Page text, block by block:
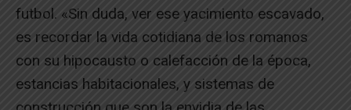
futbol. «Sin duda, ver ese yacimiento escavado,
es recordar la vida cotidiana de los romanos
con su hipocausto o calefacción de la época,
estancias habitacionales, y sistemas de